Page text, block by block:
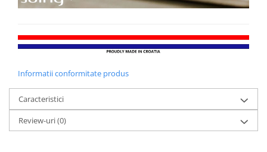
Informatii conformitate produs
Caracteristici
Review-uri(0)